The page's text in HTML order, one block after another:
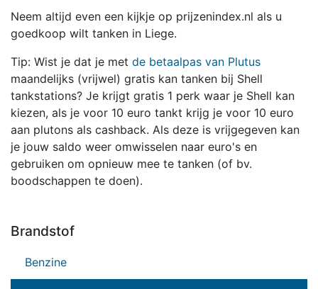
Neem altijd even een kijkje op prijzenindex.nl als u
goedkoop wilt tanken in Liege.
Tip: Wist je dat je met de betaalpas van Plutus
maandelijks (vrijwel) gratis kan tanken bij Shell
tankstations? Je krijgt gratis 1 perk waar je Shell kan
kiezen, als je voor 10 euro tankt krijg je voor 10 euro
aan plutons als cashback. Als deze is vrijgegeven kan
je jouw saldo weer omwisselen naar euro's en
gebruiken om opnieuw mee te tanken (of bv.
boodschappen te doen).
Brandstof
Benzine